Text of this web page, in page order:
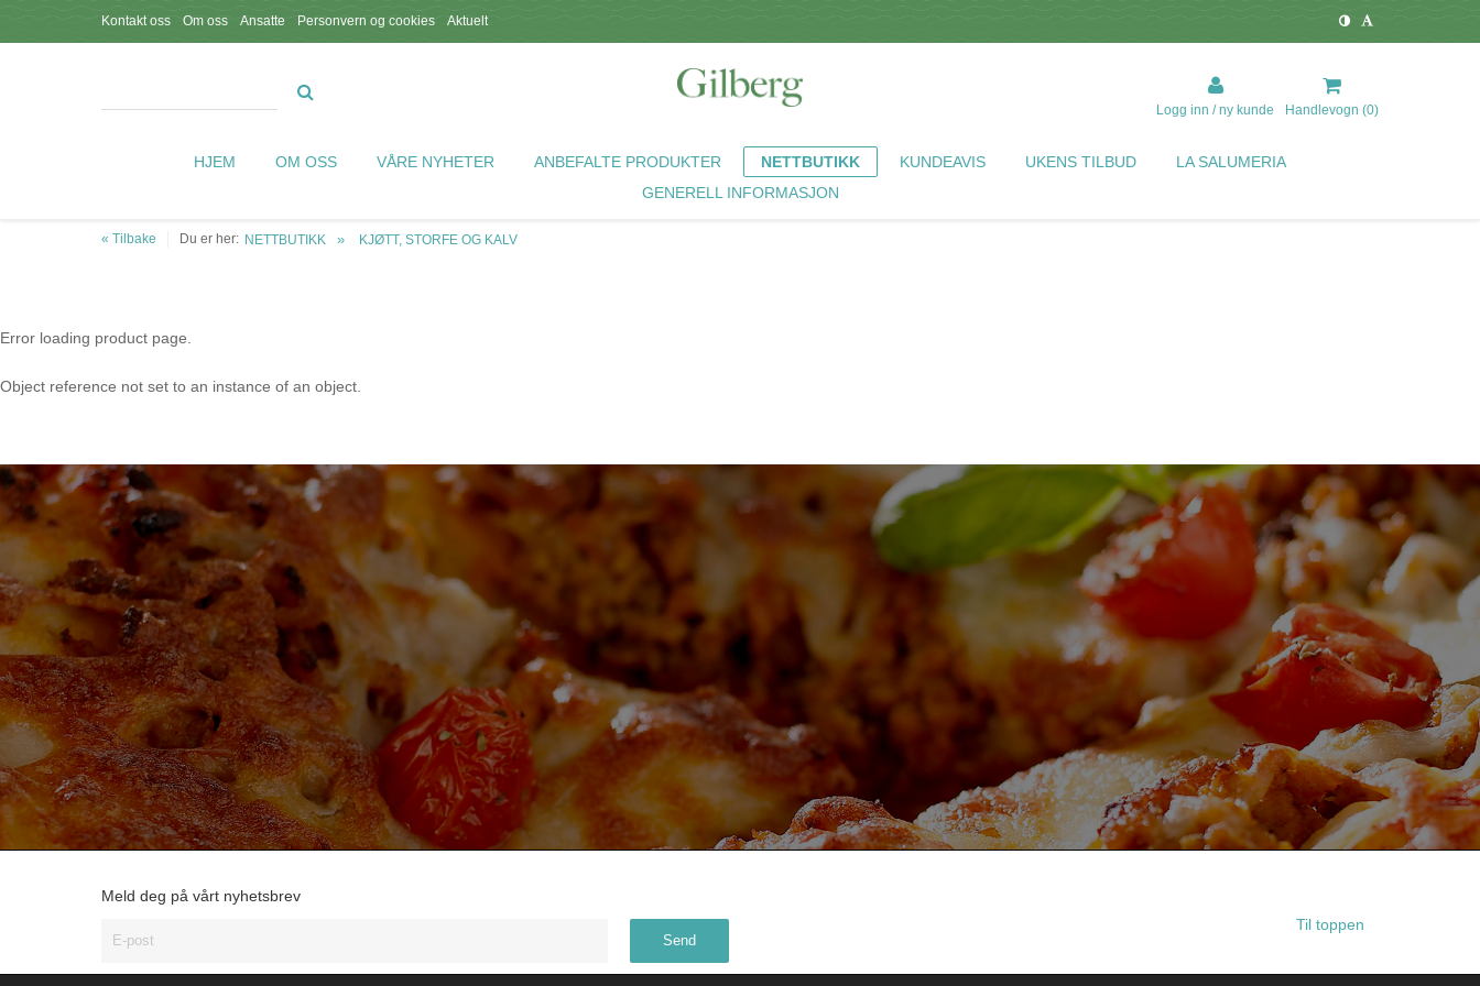
Kontakt oss Om oss Ansatte Personvern og cookies Aktuelt
Logg inn / ny kunde Handlevogn (0)
HJEM OM OSS VÅRE NYHETER ANBEFALTE PRODUKTER NETTBUTIKK KUNDEAVIS UKENS TILBUD
LA SALUMERIA
GENERELL INFORMASJON
« Tilbake Du er her: NETTBUTIKK KJØTT, STORFE OG KALV
Error loading product page.
Object reference not set to an instance of an object.
Meld deg på vårt nyhetsbrev
Til toppen